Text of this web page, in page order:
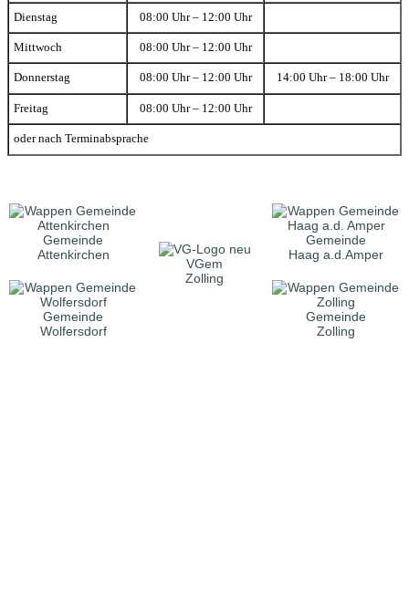
Dienstag 08:00 Uhr – 12:00 Uhr
Mittwoch 08:00 Uhr – 12:00 Uhr
Donnerstag 08:00 Uhr – 12:00 Uhr 14:00 Uhr – 18:00 Uhr
Freitag 08:00 Uhr – 12:00 Uhr
oder nach Terminabsprache
Gemeinde
Attenkirchen
VGem
Zolling
Gemeinde
Haag a.d.Amper
Gemeinde
Wolfersdorf
Gemeinde
Zolling